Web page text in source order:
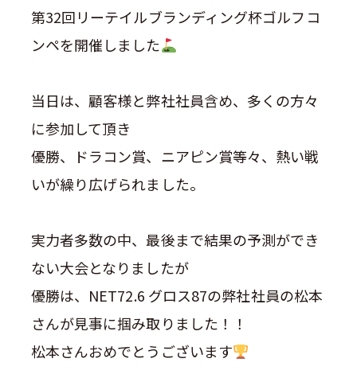
第32回リーテイルブランディング杯ゴルフコ
ンペを開催しました
当日は、顧客様と弊社社員含め、多くの方々
に参加して頂き
優勝、ドラコン賞、ニアピン賞等々、熱い戦
いが繰り広げられました。
実力者多数の中、最後まで結果の予測ができ
ない大会となりましたが
優勝は、NET72.6 グロス87の弊社社員の松本
さんが見事に掴み取りました！！
松本さんおめでとうございます